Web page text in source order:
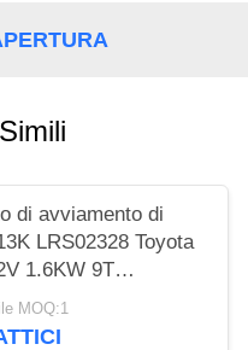
di avviamento di
LRS02328 Toyota
1.6KW 9T
DRS0343
MOQ:1